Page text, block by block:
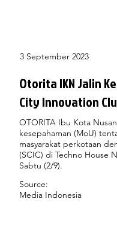
3 September 2023
Otorita IKN Jalin
City Innovation
OTORITA Ibu Kota
kesepahaman (MoU)
masyarakat perkotaan
(SCIC) di Techno House
Sabtu (2/9).
Media Indonesia
Source: